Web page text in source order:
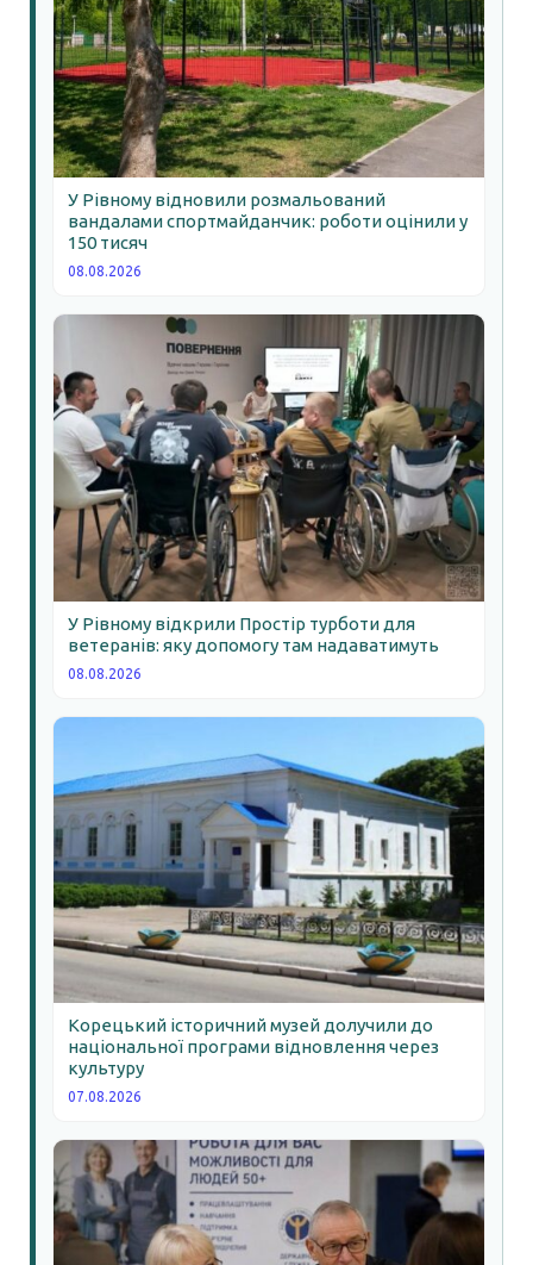
У Рівному відновили розмальований
вандалами спортмайданчик: роботи оцінили у
150 тисяч
08.08.2026
У Рівному відкрили Простір турботи для
ветеранів: яку допомогу там надаватимуть
08.08.2026
Корецький історичний музей долучили до
національної програми відновлення через
культуру
07.08.2026